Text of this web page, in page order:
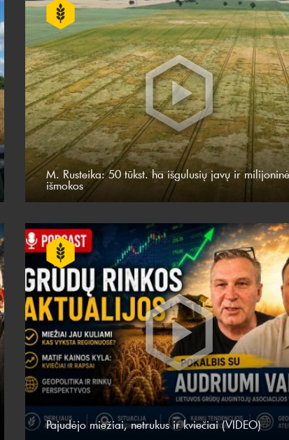
M. Rusteika: 50 tūkst. ha išgulusių javų ir
išmokos
Pajudėjo miežiai, netrukus ir kviečiai (VIDEO)